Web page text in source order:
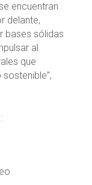
encuentran
delante,
bases sólidas
al
que